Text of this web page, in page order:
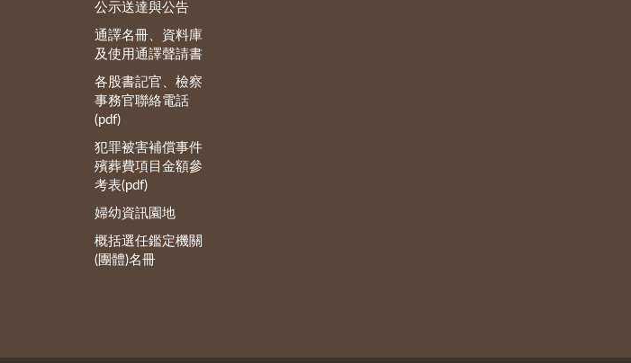
公示送達與公告
通譯名冊、資料庫
及使用通譯聲請書
各股書記官、檢察
事務官聯絡電話
(pdf)
犯罪被害補償事件
殯葬費項目金額參
考表(pdf)
婦幼資訊園地
概括選任鑑定機關
(團體)名冊